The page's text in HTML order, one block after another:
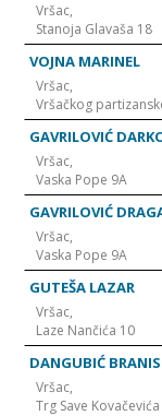
Vršac,
Stanoja Glavaša 18
VOJNA MARINEL
Vršac,
Vršačkog
GAVRILOVIĆ
Vršac,
Vaska Pope 9A
GAVRILOVIĆ
Vršac,
Vaska Pope 9A
GUTEŠA LAZAR
Vršac,
Laze Nančića 10
DANGUBIĆ
Vršac,
Trg Save